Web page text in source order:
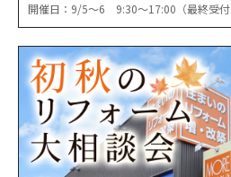
開催日：9/5〜6 9:30〜17:00（最終受付